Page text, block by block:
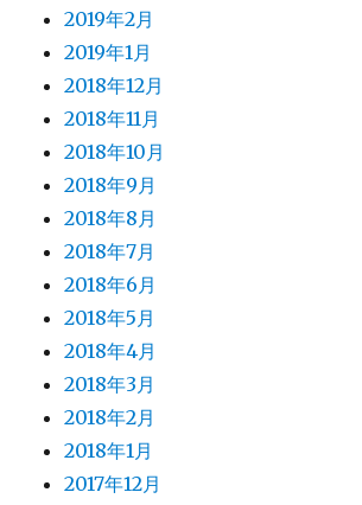
2019年2月
2019年1月
2018年12月
2018年11月
2018年10月
2018年9月
2018年8月
2018年7月
2018年6月
2018年5月
2018年4月
2018年3月
2018年2月
2018年1月
2017年12月